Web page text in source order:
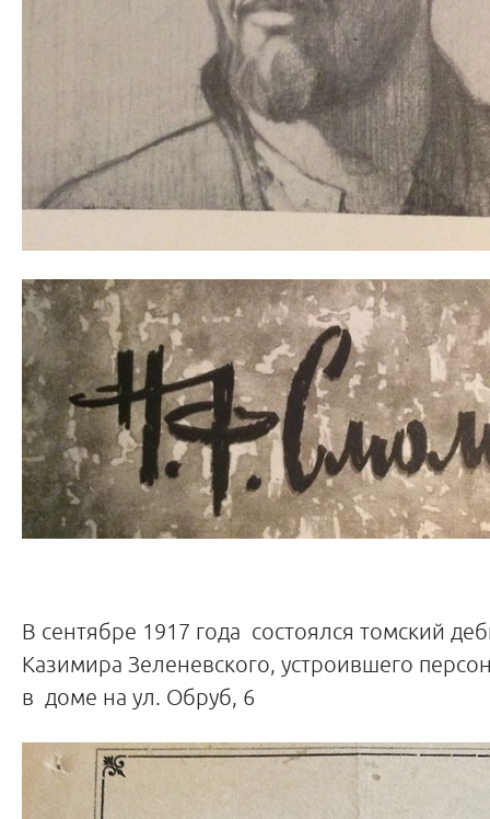
В сентябре 1917 года состоялся томский
Казимира Зеленевского, устроившего
в доме на ул. Обруб, 6